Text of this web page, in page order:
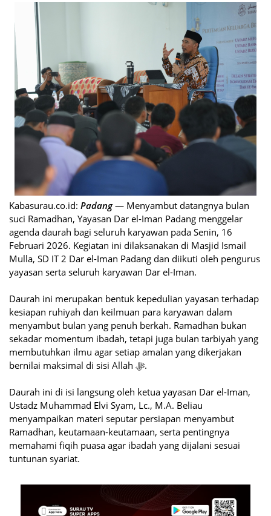
Kabasurau.co.id: Padang— Menyambut datangnya bulan
suci Ramadhan, Yayasan Dar el-Iman Padang menggelar
agenda daurah bagi seluruh karyawan pada Senin, 16
Februari 2026. Kegiatan ini dilaksanakan di Masjid Ismail
Mulla, SD IT 2 Dar el-Iman Padang dan diikuti oleh pengurus
yayasan serta seluruh karyawan Dar el-Iman.
Daurah ini merupakan bentuk kepedulian yayasan terhadap
kesiapan ruhiyah dan keilmuan para karyawan dalam
menyambut bulan yang penuh berkah. Ramadhan bukan
sekadar momentum ibadah, tetapi juga bulan tarbiyah yang
membutuhkan ilmu agar setiap amalan yang dikerjakan
bernilai maksimal di sisi Allah ﷻ.
Daurah ini di isi langsung oleh ketua yayasan Dar el-Iman,
Ustadz Muhammad Elvi Syam, Lc., M.A. Beliau
menyampaikan materi seputar persiapan menyambut
Ramadhan, keutamaan-keutamaan, serta pentingnya
memahami fiqih puasa agar ibadah yang dijalani sesuai
tuntunan syariat.